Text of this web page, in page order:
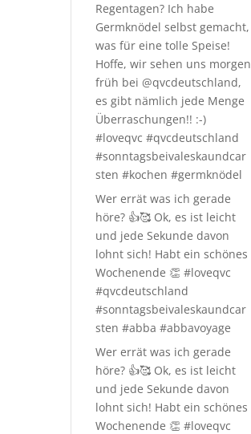
Regentagen? Ich habe
Germknödel selbst gemacht,
was für eine tolle Speise!
Hoffe, wir sehen uns morgen
früh bei @qvcdeutschland,
es gibt nämlich jede Menge
Überraschungen!! :-)
#loveqvc #qvcdeutschland
#sonntagsbeivaleskaundcar
sten #kochen #germknödel
Wer errät was ich gerade
höre? 👍🥰 Ok, es ist leicht
und jede Sekunde davon
lohnt sich! Habt ein schönes
Wochenende 👏 #loveqvc
#qvcdeutschland
#sonntagsbeivaleskaundcar
sten #abba #abbavoyage
Wer errät was ich gerade
höre? 👍🥰 Ok, es ist leicht
und jede Sekunde davon
lohnt sich! Habt ein schönes
Wochenende 👏 #loveqvc